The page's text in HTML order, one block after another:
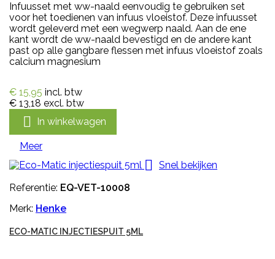
Infuusset met ww-naald eenvoudig te gebruiken set
voor het toedienen van infuus vloeistof. Deze infuusset
wordt geleverd met een wegwerp naald. Aan de ene
kant wordt de ww-naald bevestigd en de andere kant
past op alle gangbare flessen met infuus vloeistof zoals
calcium magnesium
€ 15,95 incl. btw
€ 13,18 excl. btw
 In winkelwagen
Meer

Snel bekijken
Referentie: EQ-VET-10008
Merk: Henke
ECO-MATIC INJECTIESPUIT 5ML